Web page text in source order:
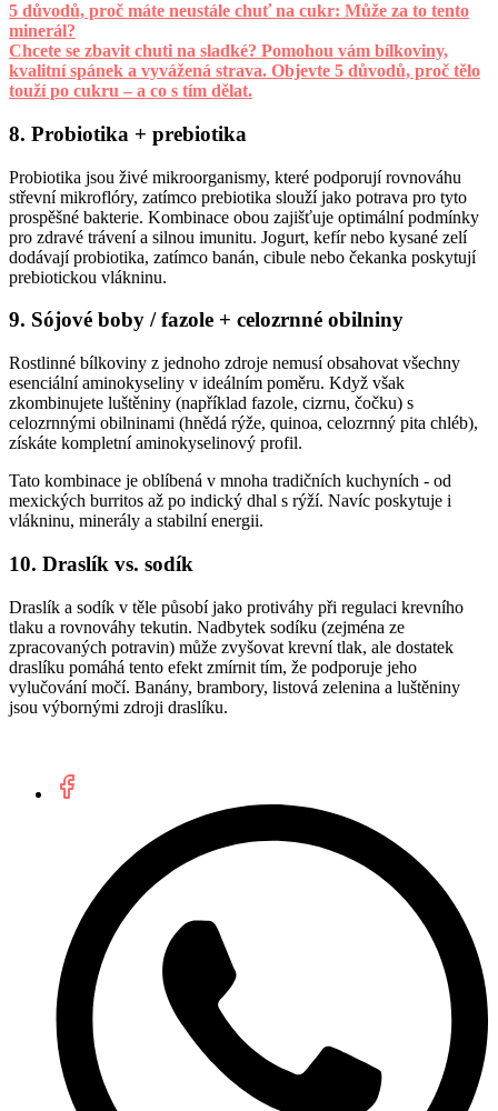
5 důvodů, proč máte neustále chuť na cukr: Může za to tento
minerál?
Chcete se zbavit chuti na sladké? Pomohou vám bílkoviny,
kvalitní spánek a vyvážená strava. Objevte 5 důvodů, proč tělo
touží po cukru – a co s tím dělat.
8. Probiotika + prebiotika
Probiotika jsou živé mikroorganismy, které podporují rovnováhu
střevní mikroflóry, zatímco prebiotika slouží jako potrava pro tyto
prospěšné bakterie. Kombinace obou zajišťuje optimální podmínky
pro zdravé trávení a silnou imunitu. Jogurt, kefír nebo kysané zelí
dodávají probiotika, zatímco banán, cibule nebo čekanka poskytují
prebiotickou vlákninu.
9. Sójové boby / fazole + celozrnné obilniny
Rostlinné bílkoviny z jednoho zdroje nemusí obsahovat všechny
esenciální aminokyseliny v ideálním poměru. Když však
zkombinujete luštěniny (například fazole, cizrnu, čočku) s
celozrnnými obilninami (hnědá rýže, quinoa, celozrnný pita chléb),
získáte kompletní aminokyselinový profil.
Tato kombinace je oblíbená v mnoha tradičních kuchyních - od
mexických burritos až po indický dhal s rýží. Navíc poskytuje i
vlákninu, minerály a stabilní energii.
10. Draslík vs. sodík
Draslík a sodík v těle působí jako protiváhy při regulaci krevního
tlaku a rovnováhy tekutin. Nadbytek sodíku (zejména ze
zpracovaných potravin) může zvyšovat krevní tlak, ale dostatek
draslíku pomáhá tento efekt zmírnit tím, že podporuje jeho
vylučování močí. Banány, brambory, listová zelenina a luštěniny
jsou výbornými zdroji draslíku.